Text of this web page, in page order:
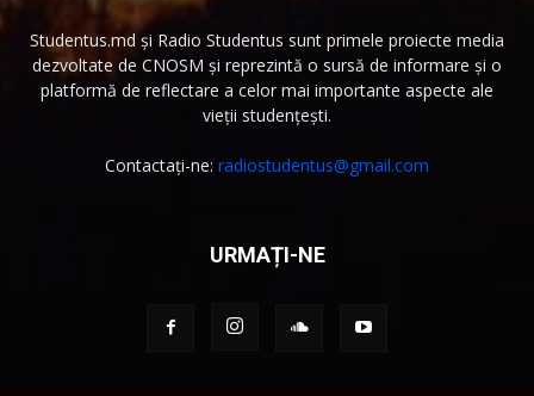
Studentus.md și Radio Studentus sunt primele proiecte media
dezvoltate de CNOSM și reprezintă o sursă de informare și o
platformă de reflectare a celor mai importante aspecte ale
vieții studențești.
Contactați-ne: radiostudentus@gmail.com
URMAȚI-NE